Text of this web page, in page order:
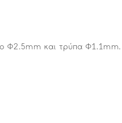
Φ2.5mm και τρύπα Φ1.1mm.